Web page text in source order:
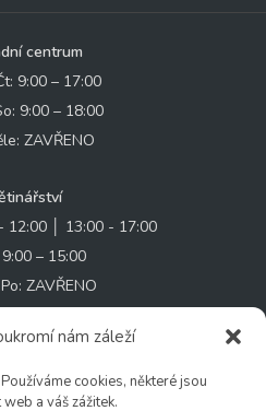
nám záleží
cookies, některé jsou
a váš zážitek.
centrum
9:00 – 17:00
9:00 – 18:00
ZAVŘENO
12:00 │ 13:00 - 17:00
– 15:00
ZAVŘENO
kontakt: